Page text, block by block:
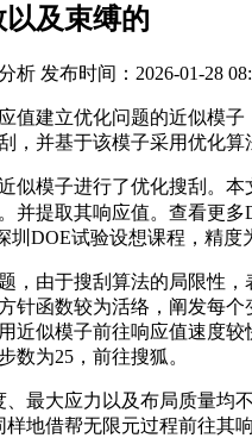
及束缚的
析 发布时间：2026-01-28
建立优化问题的近似模子
，并基于该模子采用优化
模子进行了优化搜刮。本
并提取其响应值。查看更
圳DOE试验设想课程，精
由于搜刮算法的局限性，
针函数较为活络，阐发每
近似模子前往响应值速度
数为25，前往搜狐。
大应力以及布局质量均不
样地借帮无限元过程前往